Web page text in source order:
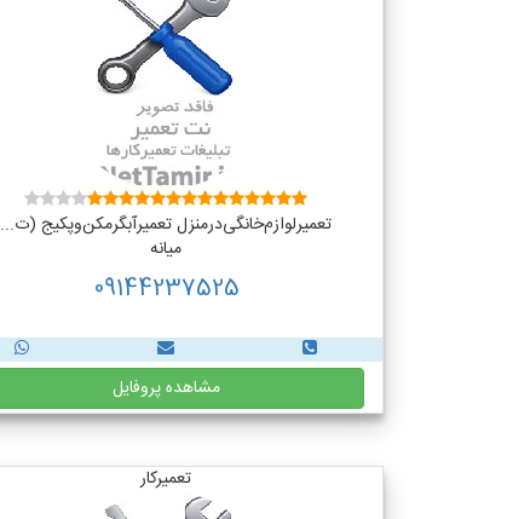
تعمیر‌لوازم‌‌خانگی‌در‌منزل‌ تعمیر‌آبگرمکن‌وپکیج (ت...
میانه
09144237525
مشاهده پروفایل
تعمیرکار